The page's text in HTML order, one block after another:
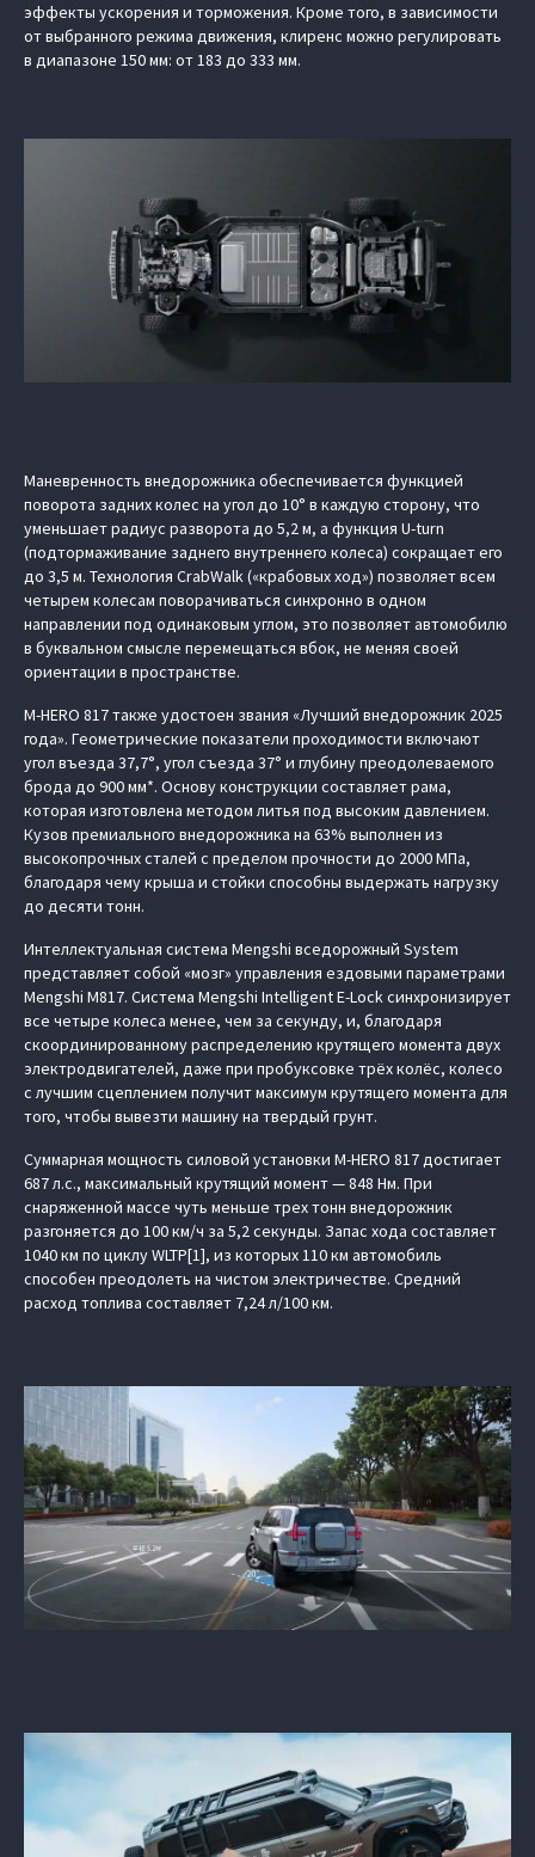
эффекты ускорения и торможения. Кроме того, в зависимости
от выбранного режима движения, клиренс можно регулировать
в диапазоне 150 мм: от 183 до 333 мм.
Маневренность внедорожника обеспечивается функцией
поворота задних колес на угол до 10° в каждую сторону, что
уменьшает радиус разворота до 5,2 м, а функция U-turn
(подтормаживание заднего внутреннего колеса) сокращает его
до 3,5 м. Технология CrabWalk («крабовых ход») позволяет всем
четырем колесам поворачиваться синхронно в одном
направлении под одинаковым углом, это позволяет автомобилю
в буквальном смысле перемещаться вбок, не меняя своей
ориентации в пространстве.
M‑HERO 817 также удостоен звания «Лучший внедорожник 2025
года». Геометрические показатели проходимости включают
угол въезда 37,7°, угол съезда 37° и глубину преодолеваемого
брода до 900 мм*. Основу конструкции составляет рама,
которая изготовлена методом литья под высоким давлением.
Кузов премиального внедорожника на 63% выполнен из
высокопрочных сталей с пределом прочности до 2000 МПа,
благодаря чему крыша и стойки способны выдержать нагрузку
до десяти тонн.
Интеллектуальная система Mengshi вседорожный System
представляет собой «мозг» управления ездовыми параметрами
Mengshi M817. Система Mengshi Intelligent E-Lock синхронизирует
все четыре колеса менее, чем за секунду, и, благодаря
скоординированному распределению крутящего момента двух
электродвигателей, даже при пробуксовке трёх колёс, колесо
с лучшим сцеплением получит максимум крутящего момента для
того, чтобы вывезти машину на твердый грунт.
Суммарная мощность силовой установки M‑HERO 817 достигает
687 л.с., максимальный крутящий момент — 848 Нм. При
снаряженной массе чуть меньше трех тонн внедорожник
разгоняется до 100 км/ч за 5,2 секунды. Запас хода составляет
1040 км по циклу WLTP[1], из которых 110 км автомобиль
способен преодолеть на чистом электричестве. Средний
расход топлива составляет 7,24 л/100 км.